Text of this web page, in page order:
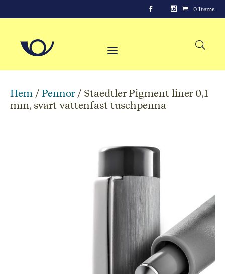
0 Items
Hem / Pennor/ Staedtler Pigment liner 0,1
mm, svart vattenfast tuschpenna